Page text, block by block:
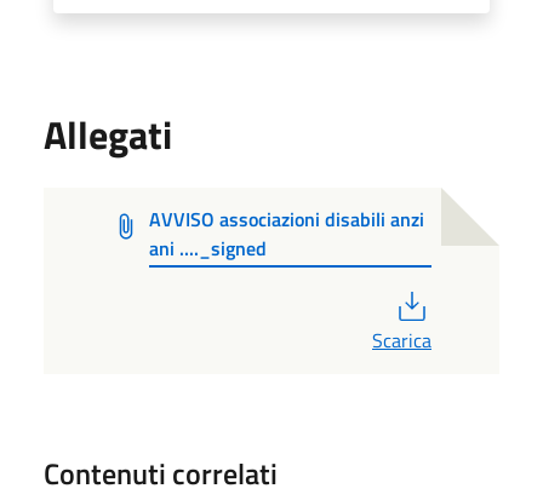
Allegati
AVVISO associazioni disabili anzi
ani ...._signed
Scarica
Contenuti correlati